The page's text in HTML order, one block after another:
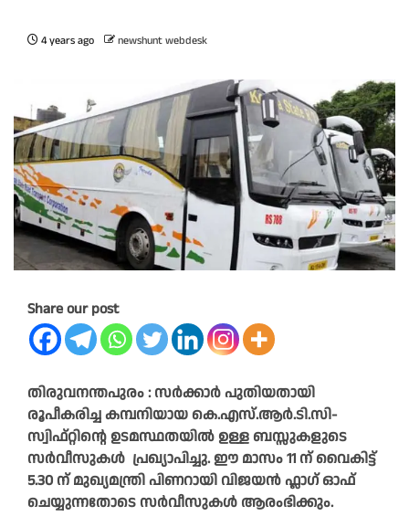
4 years ago newshunt webdesk
Share our post
തിരുവനന്തപുരം : സർക്കാർ പുതിയതായി
രൂപീകരിച്ച കമ്പനിയായ കെ.എസ്.ആർ.ടി.സി-
സ്വിഫ്റ്റിന്റെ ഉടമസ്ഥതയിൽ ഉള്ള ബസ്സുകളുടെ
സർവീസുകൾ പ്രഖ്യാപിച്ചു. ഈ മാസം 11 ന് വൈകിട്ട്
5.30 ന് മുഖ്യമന്ത്രി പിണറായി വിജയൻ ഫ്ലാ‍ഗ് ഓഫ്
ചെയ്യുന്നതോടെ സർവീസുകൾ ആരംഭിക്കും.